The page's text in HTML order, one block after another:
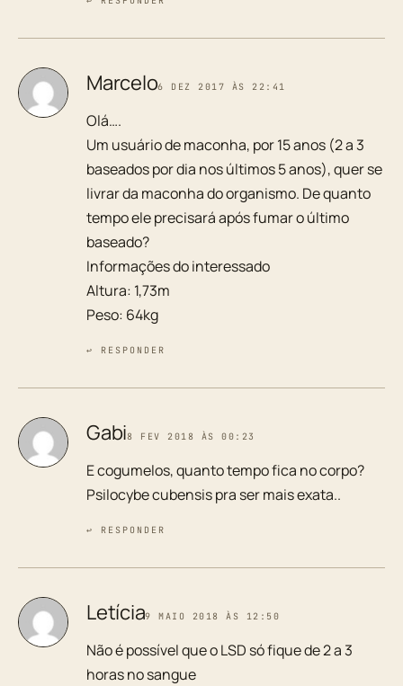
Marcelo6 DEZ 2017 ÀS 22:41
Olá….
Um usuário de maconha, por 15 anos (2 a 3
baseados por dia nos últimos 5 anos), quer se
livrar da maconha do organismo. De quanto
tempo ele precisará após fumar o último
baseado?
Informações do interessado
Altura: 1,73m
Peso: 64kg
↩ RESPONDER
Gabi8 FEV 2018 ÀS 00:23
E cogumelos, quanto tempo fica no corpo?
Psilocybe cubensis pra ser mais exata..
↩ RESPONDER
Letícia9 MAIO 2018 ÀS 12:50
Não é possível que o LSD só fique de 2 a 3
horas no sangue